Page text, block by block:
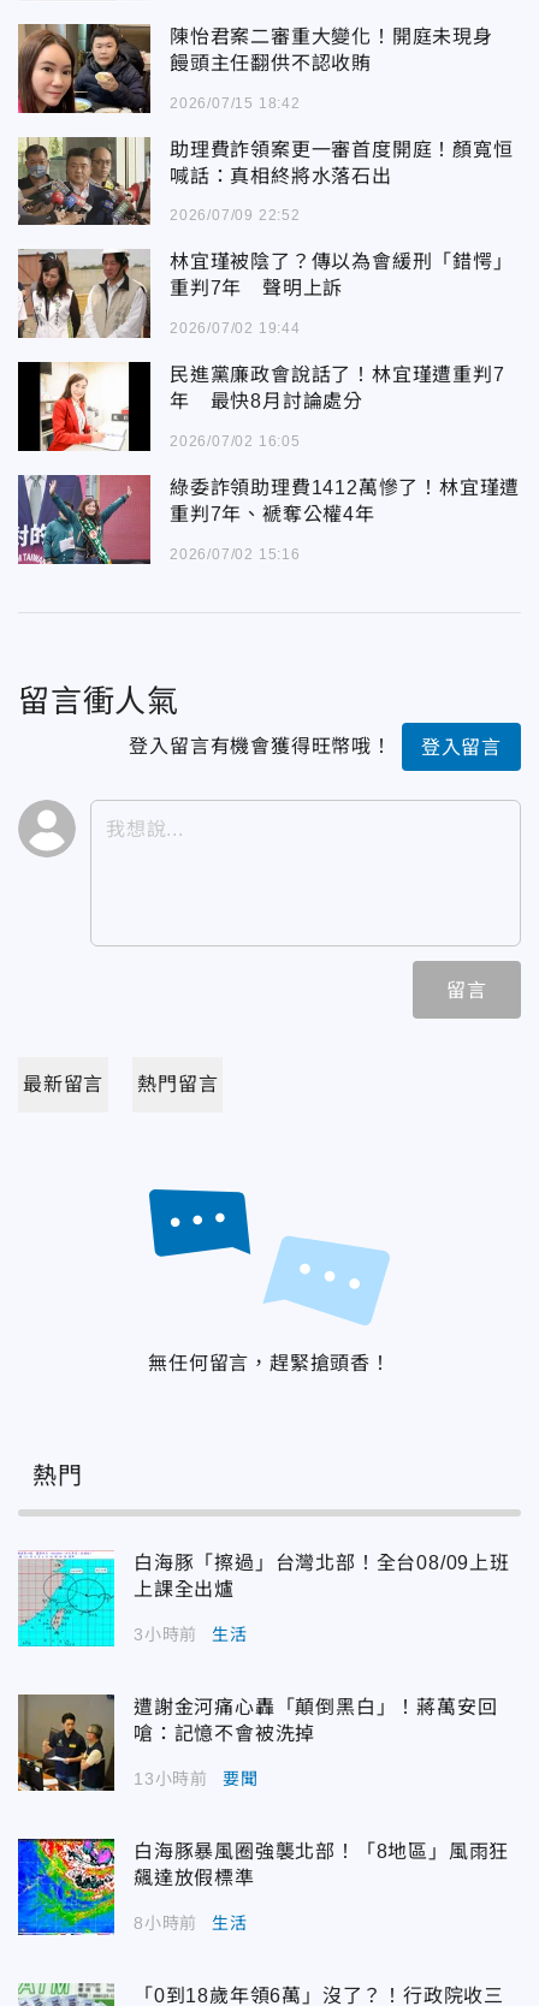
陳怡君案二審重大變化！開庭未現身
饅頭主任翻供不認收賄
2026/07/15 18:42
助理費詐領案更一審首度開庭！顏寬恒
喊話：真相終將水落石出
2026/07/09 22:52
林宜瑾被陰了？傳以為會緩刑「錯愕」
重判7年 聲明上訴
2026/07/02 19:44
民進黨廉政會說話了！林宜瑾遭重判7
年 最快8月討論處分
2026/07/02 16:05
綠委詐領助理費1412萬慘了！林宜瑾遭
重判7年、褫奪公權4年
2026/07/02 15:16
留言衝人氣
登入留言有機會獲得旺幣哦！ 登入留言
留言
最新留言 熱門留言
無任何留言，趕緊搶頭香！
熱門
白海豚「擦過」台灣北部！全台08/09上班
上課全出爐
3小時前 生活
遭謝金河痛心轟「顛倒黑白」！蔣萬安回
嗆：記憶不會被洗掉
13小時前 要聞
白海豚暴風圈強襲北部！「8地區」風雨狂
飆達放假標準
8小時前 生活
「0到18歲年領6萬」沒了？！行政院收三